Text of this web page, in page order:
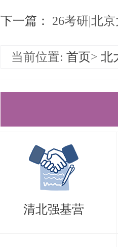
需要说的是，考
持。盛世清北-清
实战营、清北冲
可选择，清北学
巧，专项技能拔
清北。
更多清北考研备
盛世清北老师。
下一篇： 26考研|北
当前位置: 首页> 北
清北强基营